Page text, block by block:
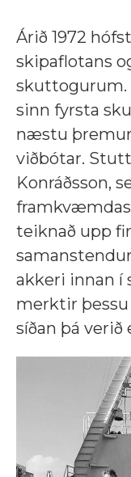
Árið 1972
skipaflotans
skuttogurum.
sinn fyrsta
næstu
viðbótar.
Konráðsson,
teiknað upp
akkeri innan í
merktir
síðan þá